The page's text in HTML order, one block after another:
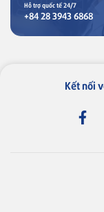
Hỗ trợ quốc tế 24/7
+84 28 3943 6868
Kết nối